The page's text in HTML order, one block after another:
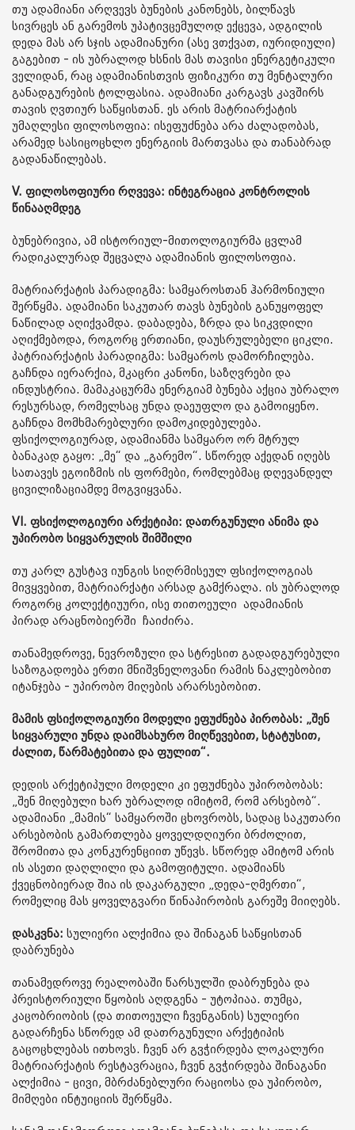
თუ ადამიანი არღვევს ბუნების კანონებს, ბილწავს
სივრცეს ან გარემოს უპატივცემულოდ ექცევა, ადგილის
დედა მას არ სჯის ადამიანური (ასე ვთქვათ, იურიდიული)
გაგებით - ის უბრალოდ ხსნის მას თავისი ენერგეტიკული
ველიდან, რაც ადამიანისთვის ფიზიკური თუ მენტალური
განადგურების ტოლფასია. ადამიანი კარგავს კავშირს
თავის ღვთიურ საწყისთან. ეს არის მატრიარქატის
უმაღლესი ფილოსოფია: ისეფუძნება არა ძალადობას,
არამედ სასიცოცხლო ენერგიის მართვასა და თანაბრად
გადანაწილებას.
V. ფილოსოფიური რღვევა: ინტეგრაცია კონტროლის
წინააღმდეგ
ბუნებრივია, ამ ისტორიულ-მითოლოგიურმა ცვლამ
რადიკალურად შეცვალა ადამიანის ფილოსოფია.
მატრიარქატის პარადიგმა: სამყაროსთან ჰარმონიული
შერწყმა. ადამიანი საკუთარ თავს ბუნების განუყოფელ
ნაწილად აღიქვამდა. დაბადება, ზრდა და სიკვდილი
აღიქმებოდა, როგორც ერთიანი, დაუსრულებელი ციკლი.
პატრიარქატის პარადიგმა: სამყაროს დამორჩილება.
გაჩნდა იერარქია, მკაცრი კანონი, საზღვრები და
ინდუსტრია. მამაკაცურმა ენერგიამ ბუნება აქცია უბრალო
რესურსად, რომელსაც უნდა დაეუფლო და გამოიყენო.
გაჩნდა მომხმარებლური დამოკიდებულება.
ფსიქოლოგიურად, ადამიანმა სამყარო ორ მტრულ
ბანაკად გაყო: „მე“ და „გარემო“. სწორედ აქედან იღებს
სათავეს ეგოიზმის ის ფორმები, რომლებმაც დღევანდელ
ცივილიზაციამდე მოგვიყვანა.
VI. ფსიქოლოგიური არქეტიპი: დათრგუნული ანიმა და
უპირობო სიყვარულის შიმშილი
თუ კარლ გუსტავ იუნგის სიღრმისეულ ფსიქოლოგიას
მივყვებით, მატრიარქატი არსად გამქრალა. ის უბრალოდ
როგორც კოლექტიუური, ისე თითოეული ადამიანის
პირად არაცნობიერში ჩაიძირა.
თანამედროვე, ნევროზული და სტრესით გადადგურებული
საზოგადოება ერთი მნიშვნელოვანი რამის ნაკლებობით
იტანჯება - უპირობო მიღების არარსებობით.
მამის ფსიქოლოგიური მოდელი ეფუძნება პირობას: „შენ
სიყვარული უნდა დაიმსახურო მიღწევებით, სტატუსით,
ძალით, წარმატებითა და ფულით“.
დედის არქეტიპული მოდელი კი ეფუძნება უპირობობას:
„შენ მიღებული ხარ უბრალოდ იმიტომ, რომ არსებობ“.
ადამიანი „მამის“ სამყაროში ცხოვრობს, სადაც საკუთარი
არსებობის გამართლება ყოველდღიური ბრძოლით,
შრომითა და კონკურენციით უწევს. სწორედ ამიტომ არის
ის ასეთი დაღლილი და გამოფიტული. ადამიანს
ქვეცნობიერად შია ის დაკარგული „დედა-ღმერთი“,
რომელიც მას ყოველგვარი წინაპირობის გარეშე მიიღებს.
დასკვნა: სულიერი ალქიმია და შინაგან საწყისთან
დაბრუნება
თანამედროვე რეალობაში წარსულში დაბრუნება და
პრეისტორიული წყობის აღდგენა - უტოპიაა. თუმცა,
კაცობრიობის (და თითოეული ჩვენგანის) სულიერი
გადარჩენა სწორედ ამ დათრგუნული არქეტიპის
გაცოცხლებას ითხოვს. ჩვენ არ გვჭირდება ლოკალური
მატრიარქატის რესტავრაცია, ჩვენ გვჭირდება შინაგანი
ალქიმია - ცივი, მბრძანებლური რაციოსა და უპირობო,
მიმღები ინტუიციის შერწყმა.